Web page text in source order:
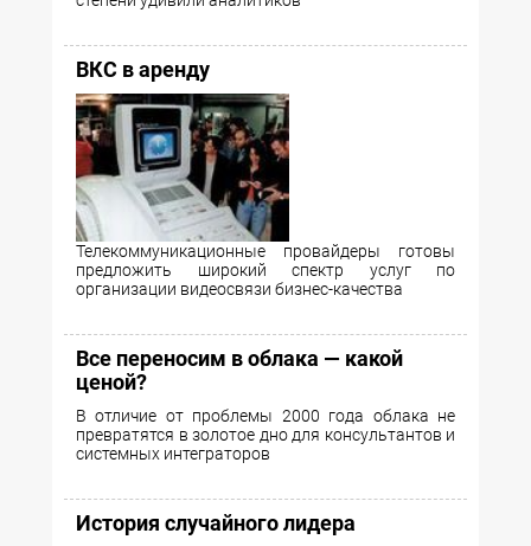
ВКС в аренду
Телекоммуникационные провайдеры готовы
предложить широкий спектр услуг по
организации видеосвязи бизнес-качества
Все переносим в облака — какой
ценой?
В отличие от проблемы 2000 года облака не
превратятся в золотое дно для консультантов и
системных интеграторов
История случайного лидера